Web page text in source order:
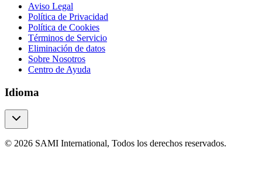
Aviso Legal
Política de Privacidad
Política de Cookies
Términos de Servicio
Eliminación de datos
Sobre Nosotros
Centro de Ayuda
Idioma
© 2026 SAMI International, Todos los derechos reservados.